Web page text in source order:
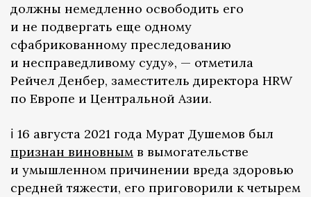
должны немедленно освободить его
и не подвергать еще одному
сфабрикованному преследованию
и несправедливому суду», — отметила
Рейчел Денбер, заместитель директора HRW
по Европе и Центральной Азии.
ℹ️ 16 августа 2021 года Мурат Душемов был
признан виновным в вымогательстве
и умышленном причинении вреда здоровью
средней тяжести, его приговорили к четырем